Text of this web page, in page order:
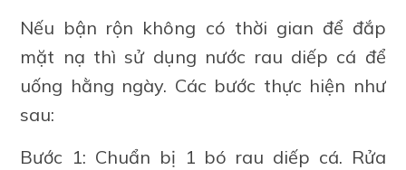
Nếu bận rộn không có thời gian để đắp
mặt nạ thì sử dụng nước rau diếp cá để
uống hằng ngày. Các bước thực hiện như
sau:
Bước 1: Chuẩn bị 1 bó rau diếp cá. Rửa